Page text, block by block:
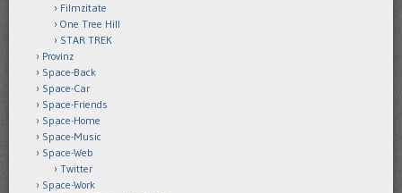
Filmzitate
One Tree Hill
STAR TREK
Provinz
Space-Back
Space-Car
Space-Friends
Space-Home
Space-Music
Space-Web
Twitter
Space-Work